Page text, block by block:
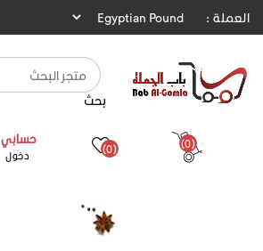
العملة :
بحث
حسابي
دخول (0) (0)